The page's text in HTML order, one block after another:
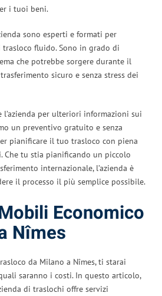
i tuoi beni.
sono esperti e formati per
fluido. Sono in grado di
che potrebbe sorgere durante il
sicuro e senza stress dei
per ulteriori informazioni sui
un preventivo gratuito e senza
pianificare il tuo trasloco con piena
Che tu stia pianificando un piccolo
internazionale, l’azienda è
il processo il più semplice possibile.
Economico
Nîmes
da Milano a Nîmes, ti starai
saranno i costi. In questo articolo,
di traslochi offre servizi